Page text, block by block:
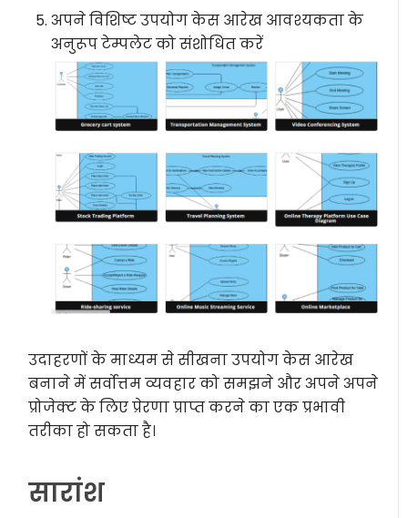
अपने विशिष्ट उपयोग केस आरेख आवश्यकता के
अनुरूप टेम्पलेट को संशोधित करें
उदाहरणों के माध्यम से सीखना उपयोग केस आरेख
बनाने में सर्वोत्तम व्यवहार को समझने और अपने अपने
प्रोजेक्ट के लिए प्रेरणा प्राप्त करने का एक प्रभावी
तरीका हो सकता है।
सारांश